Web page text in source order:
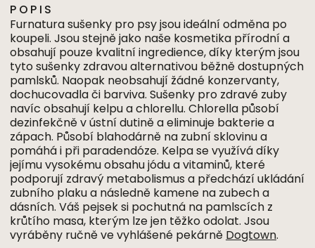
POPIS
Furnatura sušenky pro psy jsou ideální odměna po
koupeli. Jsou stejně jako naše kosmetika přírodní a
obsahují pouze kvalitní ingredience, díky kterým jsou
tyto sušenky zdravou alternativou běžně dostupných
pamlsků. Naopak neobsahují žádné konzervanty,
dochucovadla či barviva. Sušenky pro zdravé zuby
navíc obsahují kelpu a chlorellu. Chlorella působí
dezinfekčně v ústní dutině a eliminuje bakterie a
zápach. Působí blahodárně na zubní sklovinu a
pomáhá i při paradendóze. Kelpa se využívá díky
jejímu vysokému obsahu jódu a vitaminů, které
podporují zdravý metabolismus a předchází ukládání
zubního plaku a následně kamene na zubech a
dásních. Váš pejsek si pochutná na pamlscích z
krůtího masa, kterým lze jen těžko odolat. Jsou
vyráběny ručně ve vyhlášené pekárně Dogtown.